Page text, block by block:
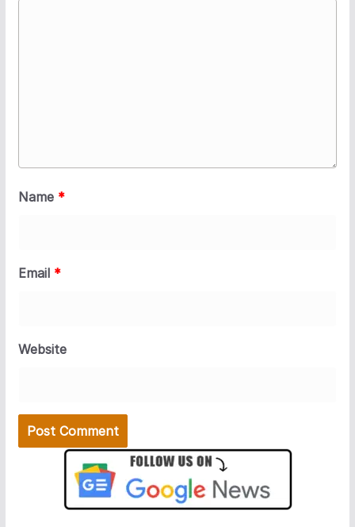
Name *
Email *
Website